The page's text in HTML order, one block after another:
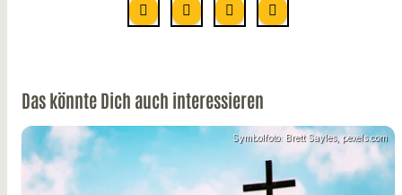
Das könnte Dich auch interessieren
Symbolfoto: Brett Sayles, pexels.com